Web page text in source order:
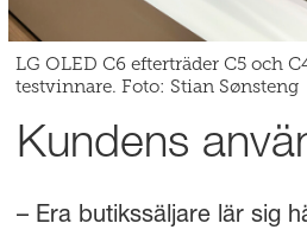
LG OLED C6 efterträder C5 och
testvinnare. Foto: Stian Sønsteng
Kundens
– Era butikssäljare lär sig